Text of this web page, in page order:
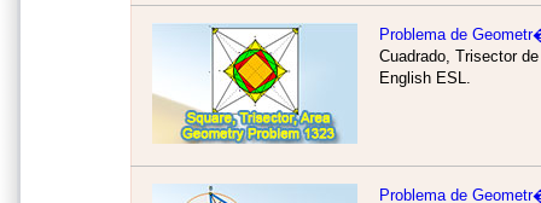
Problema de
Cuadrado, Trisector
English ESL.
Problema de